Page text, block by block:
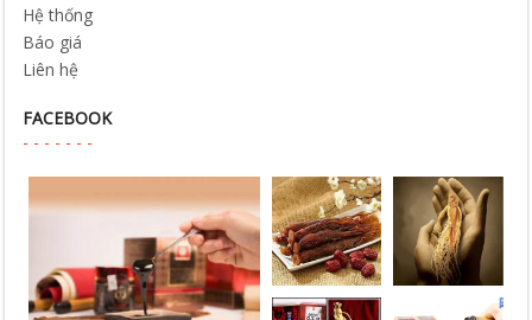
Hệ thống
Báo giá
Liên hệ
FACEBOOK